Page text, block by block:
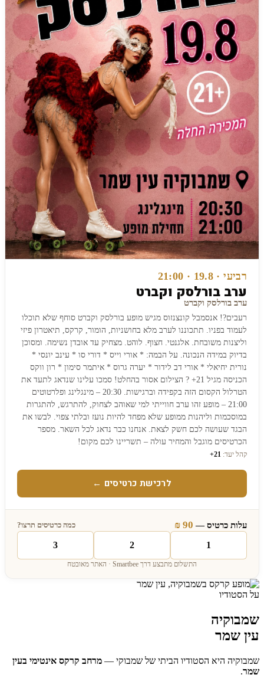
רביעי · 19.8 · 21:00
ערב בורלסק וקברט
ערב בורלסק וקברט
רעבים?! אנסמבל קונצנזוס מגיש מופע בורלסק וקברט סוחף שלא תוכלו
לעמוד בפניו. תתכוננו לערב מלא בחושניות, הומור, קרקס, תיאטרון פיזי
וליצנות משובחת. אלגנטי. חצוף. לוהט. מצחיק עד אובדן נשימה. ומסוכן
בדיוק במידה הנכונה. על הבמה: * אורי וייס * דורי סו * עינב יונסי *
נורית יחיאלי * אורי דב לידור * יערה גרוס * איתמר סימון * רון ווקס
הכניסה מגיל 21+ ? הצילום אסור בהחלט! סמכו עלינו שנדאג לתעד את
הטרלול הקסום הזה בקפידה וברגישות. 20:30 – מינגלינג ופלרטוטים
21:00 – מופע זהו ערב חווייתי למי שאוהב לצחוק, להתרגש, להתגרות
במוסכמות וליהנות ממופע שלא מפחד להיות נועז ובלתי צפוי. לבשו את
הבגד שעושה לכם חשק לצאת. אנחנו כבר נדאג לכל השאר. מספר
הכרטיסים מוגבל והמחיר עולה – תשריינו לכם מקום!
קהל יעד: 21+
לרכישת כרטיסים ←
עלות כרטיס — 90 ₪ כמה כרטיסים תרצו?
1
2
3
התשלום מתבצע דרך Smartbee · האתר מאובטח
על הסטודיו
שמבוקיה
עין שמר
שמבוקיה היא הסטודיו הביתי של שמבוקי — מרחב קרקס אינטימי בעין
שמר.